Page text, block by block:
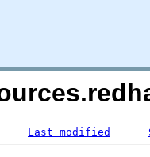
Last modified